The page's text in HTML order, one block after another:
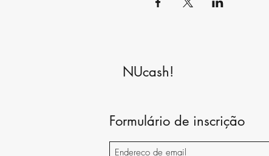
NUcash!
Formulário de inscrição